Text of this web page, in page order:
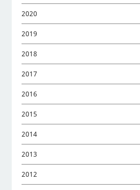
2020
2019
2018
2017
2016
2015
2014
2013
2012